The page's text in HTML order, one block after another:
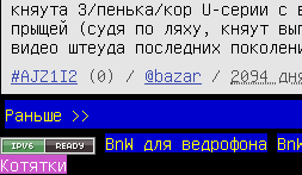
княута 3/пенька/кор U-серии с
прыщей (судя по ляху, княут
видео штеуда последних
#AJZ1I2
(0) / @bazar / 2094
Раньше >>
BnW для ведрофона
Котятки